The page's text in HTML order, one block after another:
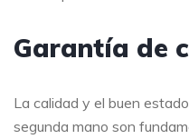
Garantía de
La calidad y el buen
segunda mano son